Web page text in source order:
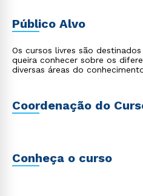
Público Alvo
Os cursos livres são
queira conhecer sobre os
diversas áreas do
Coordenação do
Conheça o curso